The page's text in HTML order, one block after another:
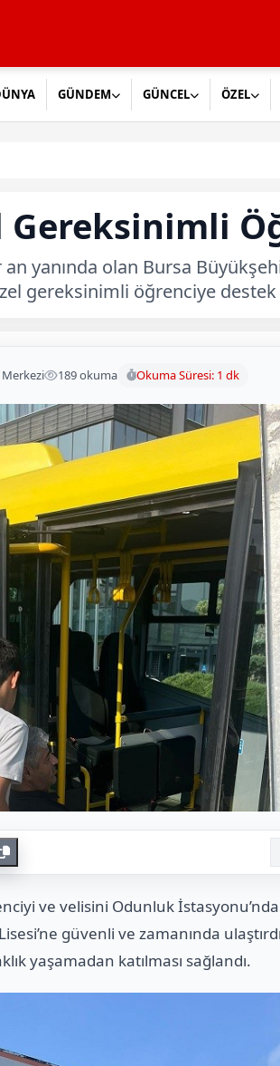
GÜNDEM GÜNCEL ÖZEL
yanında olan Bursa
gereksinimli öğrenciye
189 okuma Okuma Süresi: 1 dk
ve velisini Odunluk
güvenli ve zamanında
yaşamadan katılması sağlandı.